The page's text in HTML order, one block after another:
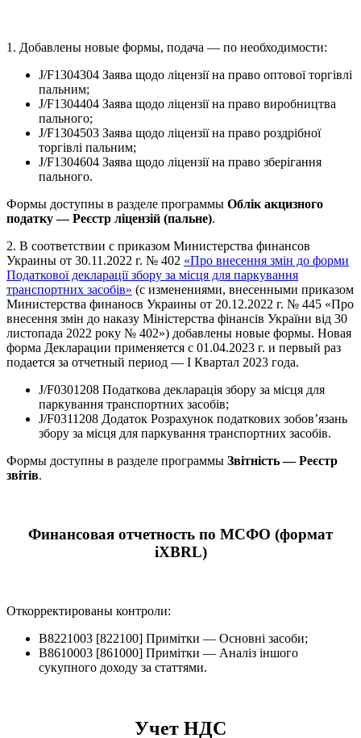
1. Добавлены новые формы, подача — по необходимости:
J/F1304304 Заява щодо ліцензії на право оптової торгівлі
пальним;
J/F1304404 Заява щодо ліцензії на право виробництва
пального;
J/F1304503 Заява щодо ліцензії на право роздрібної
торгівлі пальним;
J/F1304604 Заява щодо ліцензії на право зберігання
пального.
Формы доступны в разделе программы Облік акцизного
податку — Реєстр ліцензій (пальне).
2. В соответствии с приказом Министерства финансов
Украины от 30.11.2022 г. № 402 «Про внесення змін до форми
Податкової декларації збору за місця для паркування
транспортних засобів» (с изменениями, внесенными приказом
Министерства финаносв Украины от 20.12.2022 г. № 445 «Про
внесення змін до наказу Міністерства фінансів України від 30
листопада 2022 року № 402») добавлены новые формы. Новая
форма Декларации применяется с 01.04.2023 г. и первый раз
подается за отчетный период — І Квартал 2023 года.
J/F0301208 Податкова декларація збору за місця для
паркування транспортних засобів;
J/F0311208 Додаток Розрахунок податкових зобов’язань
збору за місця для паркування транспортних засобів.
Формы доступны в разделе программы Звітність — Реєстр
звітів.
Финансовая отчетность по МСФО (формат
iXBRL)
Откорректированы контроли:
B8221003 [822100] Примітки — Основні засоби;
B8610003 [861000] Примітки — Аналіз іншого
сукупного доходу за статтями.
Учет НДС